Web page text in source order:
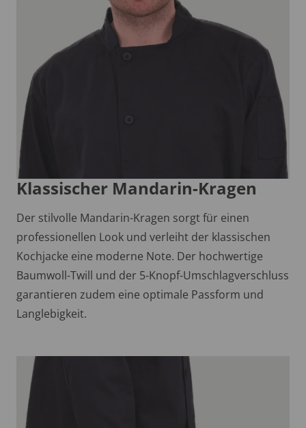
Klassischer Mandarin-Kragen
Der stilvolle Mandarin-Kragen sorgt für einen
professionellen Look und verleiht der klassischen
Kochjacke eine moderne Note. Der hochwertige
Baumwoll-Twill und der 5-Knopf-Umschlagverschluss
garantieren zudem eine optimale Passform und
Langlebigkeit.